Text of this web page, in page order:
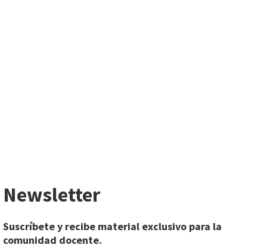
Newsletter
Suscríbete y recibe material exclusivo para la
comunidad docente.